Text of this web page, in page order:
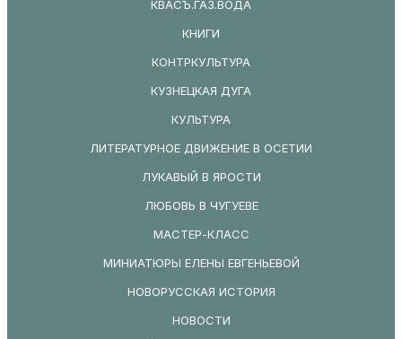
КВАСЪ.ГАЗ.ВОДА
КНИГИ
КОНТРКУЛЬТУРА
КУЗНЕЦКАЯ ДУГА
КУЛЬТУРА
ЛИТЕРАТУРНОЕ ДВИЖЕНИЕ В ОСЕТИИ
ЛУКАВЫЙ В ЯРОСТИ
ЛЮБОВЬ В ЧУГУЕВЕ
МАСТЕР-КЛАСС
МИНИАТЮРЫ ЕЛЕНЫ ЕВГЕНЬЕВОЙ
НОВОРУССКАЯ ИСТОРИЯ
НОВОСТИ